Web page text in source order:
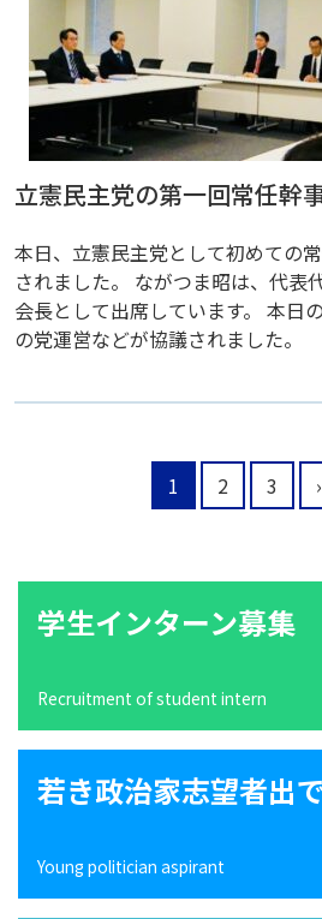
立憲民主党の第一回常任幹
本日、立憲民主党として初めての
されました。 ながつま昭は、代表
会長として出席しています。 本日
の党運営などが協議されました。
1 2 3 ›
学生インターン募集
Recruitment of student intern
若き政治家志望者出
Young politician aspirant